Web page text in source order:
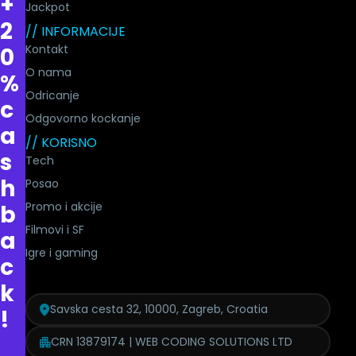
2
0
%
c
a
s
h
b
a
c
k
!
Jackpot
// INFORMACIJE
Kontakt
O nama
Odricanje
Odgovorno kockanje
// KORISNO
Tech
Posao
Promo i akcije
Filmovi i SF
Igre i gaming
Savska cesta 32, 10000, Zagreb, Croatia
CRN 13879174 | WEB CODING SOLUTIONS LTD